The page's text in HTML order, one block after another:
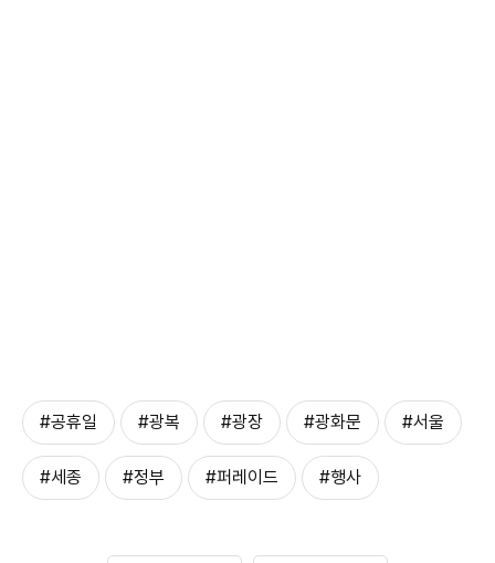
#공휴일 #광복 #광장 #광화문 #서울
#세종 #정부 #퍼레이드 #행사